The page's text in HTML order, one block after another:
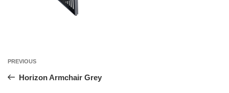
投
稿
Previous
PREVIOUS
Horizon Armchair Grey